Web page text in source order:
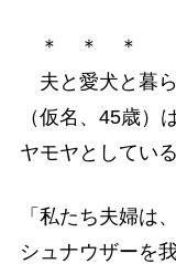
＊ ＊ ＊
夫と愛犬と暮
（仮名、45歳）
ヤモヤとしてい
「私たち夫婦は
シュナウザーを